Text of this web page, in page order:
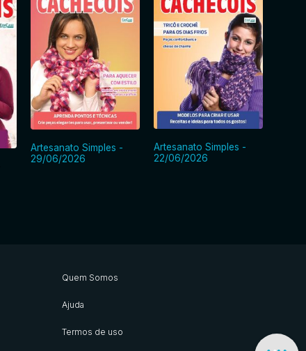
Artesanato Simples -
29/06/2026
Artesanato Simples -
22/06/2026
Quem Somos
Ajuda
Termos de uso